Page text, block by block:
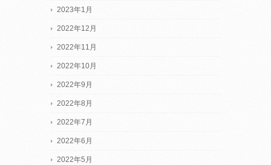
2023年1月
2022年12月
2022年11月
2022年10月
2022年9月
2022年8月
2022年7月
2022年6月
2022年5月